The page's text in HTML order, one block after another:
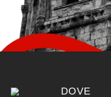
DOVE